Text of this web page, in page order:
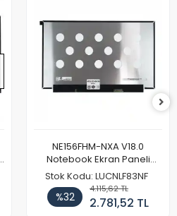
NE156FHM-NXA V18.0
Notebook Ekran Paneli
144Hz
Stok Kodu: LUCNLF83NF
%32
4.115,62 TL
2.781,52 TL